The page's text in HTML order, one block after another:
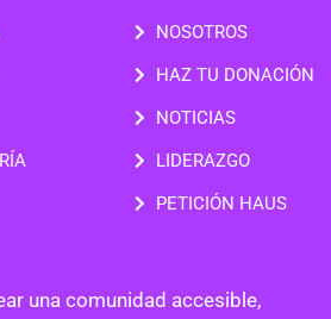
NOSOTROS
HAZ TU DONACIÓN
NOTICIAS
LIDERAZGO
PETICIÓN HAUS
una comunidad accesible,